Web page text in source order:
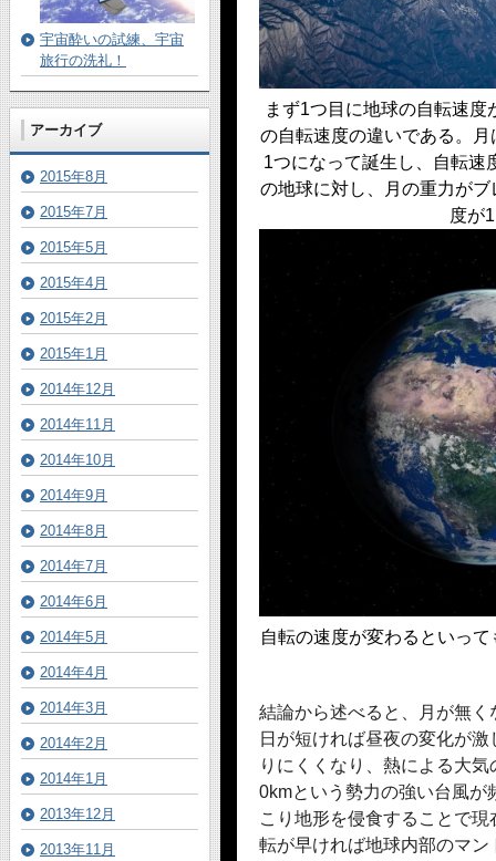
まず1つ目に地球の自転速
の自転速度の違いである。
1つになって誕生し、自転速
の地球に対し、月の重力が
度が
自転の速度が変わるといっ
結論から述べると、月が無
日が短ければ昼夜の変化が
りにくくなり、熱による大
0kmという勢力の強い台風が
こり地形を侵食することで
転が早ければ地球内部のマ
宇宙酔いの試練、宇宙
旅行の洗礼！
アーカイブ
2015年8月
2015年7月
2015年5月
2015年4月
2015年2月
2015年1月
2014年12月
2014年11月
2014年10月
2014年9月
2014年8月
2014年7月
2014年6月
2014年5月
2014年4月
2014年3月
2014年2月
2014年1月
2013年12月
2013年11月